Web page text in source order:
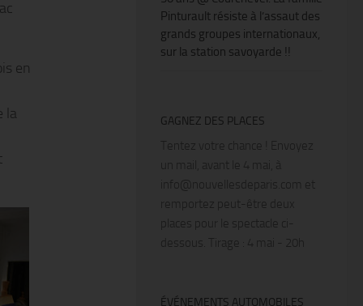
en
la
Pinturault résiste à l’assaut des
grands groupes internationaux,
sur la station savoyarde !!
GAGNEZ DES PLACES
Tentez votre chance ! Envoyez
un mail, avant le 4 mai, à
info@nouvellesdeparis.com et
remportez peut-être deux
places pour le spectacle ci-
dessous. Tirage : 4 mai - 20h
ÉVÉNEMENTS AUTOMOBILES